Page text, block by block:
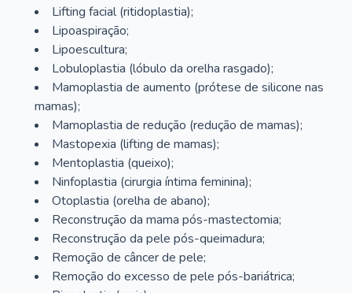
Lifting facial (ritidoplastia);
Lipoaspiração;
Lipoescultura;
Lobuloplastia (lóbulo da orelha rasgado);
Mamoplastia de aumento (prótese de silicone nas
mamas);
Mamoplastia de redução (redução de mamas);
Mastopexia (lifting de mamas);
Mentoplastia (queixo);
Ninfoplastia (cirurgia íntima feminina);
Otoplastia (orelha de abano);
Reconstrução da mama pós-mastectomia;
Reconstrução da pele pós-queimadura;
Remoção de câncer de pele;
Remoção do excesso de pele pós-bariátrica;